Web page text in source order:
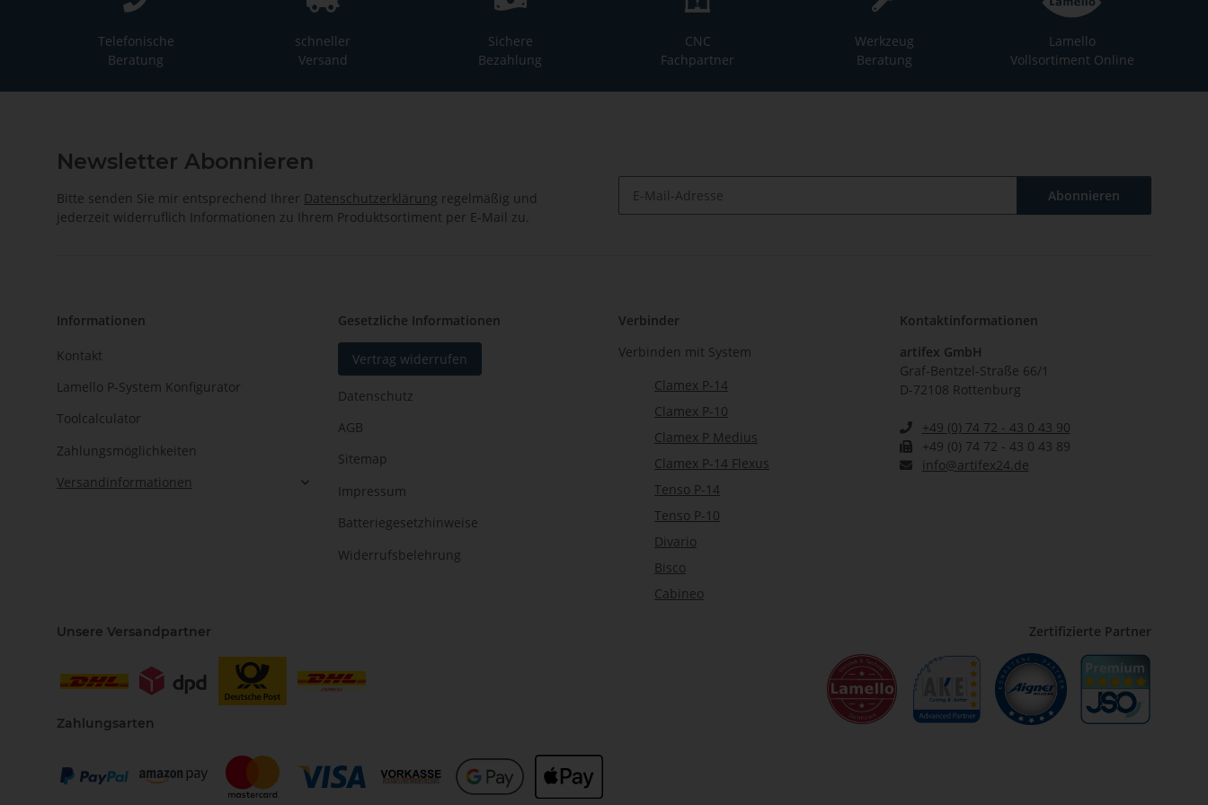
Telefonische
Beratung
schneller
Versand
Sichere
Bezahlung
CNC
Fachpartner
Werkzeug
Beratung
Lamello
Vollsortiment Online
Newsletter Abonnieren
Bitte senden Sie mir entsprechend Ihrer Datenschutzerklärung regelmäßig und
jederzeit widerruflich Informationen zu Ihrem Produktsortiment per E-Mail zu.
Abonnieren
Informationen
Kontakt
Lamello P-System Konfigurator
Toolcalculator
Zahlungsmöglichkeiten
Versandinformationen
Gesetzliche Informationen
Vertrag widerrufen
Datenschutz
AGB
Sitemap
Impressum
Batteriegesetzhinweise
Widerrufsbelehrung
Verbinder
Verbinden mit System
Clamex P-14
Clamex P-10
Clamex P Medius
Clamex P-14 Flexus
Tenso P-14
Tenso P-10
Divario
Bisco
Cabineo
Kontaktinformationen
artifex GmbH
Graf-Bentzel-Straße 66/1
D-72108 Rottenburg
+49 (0) 74 72 - 43 0 43 90
+49 (0) 74 72 - 43 0 43 89
info@artifex24.de
Unsere Versandpartner
Zahlungsarten
Zertifizierte Partner